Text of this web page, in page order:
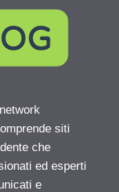
siti
che
ed esperti
e